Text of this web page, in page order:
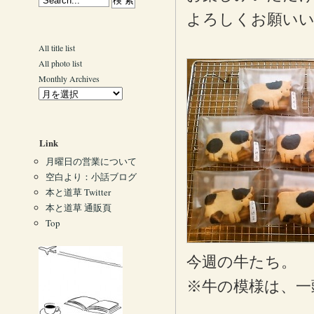
よろしくお願い
今週の牛たち。
※牛の模様は、
All title list
All photo list
Monthly Archives
Link
月曜日の営業について
空白より：小話ブログ
本と道草 Twitter
本と道草 通販頁
Top